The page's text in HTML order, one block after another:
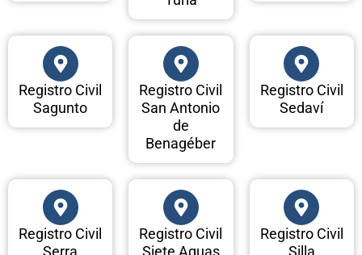
Registro Civil
Sagunto
Registro Civil
San Antonio
de
Benagéber
Registro Civil
Sedaví
Registro Civil
Serra
Registro Civil
Siete Aguas
Registro Civil
Silla